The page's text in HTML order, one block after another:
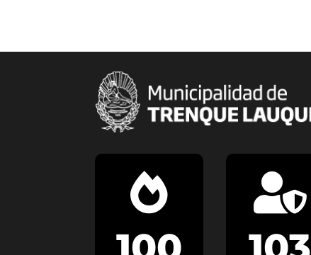
 